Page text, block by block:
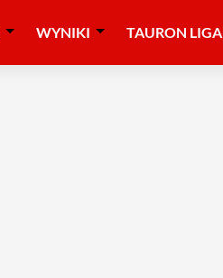
WYNIKI TAURON LIGA